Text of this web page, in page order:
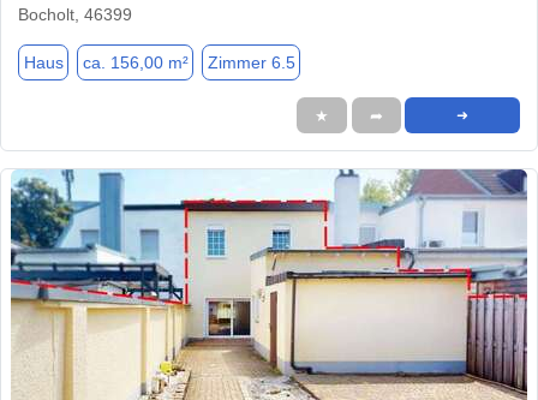
Bocholt, 46399
Haus ca. 156,00 m² Zimmer 6.5
★ ➦ ➜